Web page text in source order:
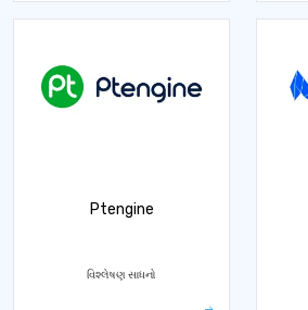
Ptengine
વિશ્લેષણ સાધનો